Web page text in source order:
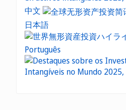
中文
日本語
Português